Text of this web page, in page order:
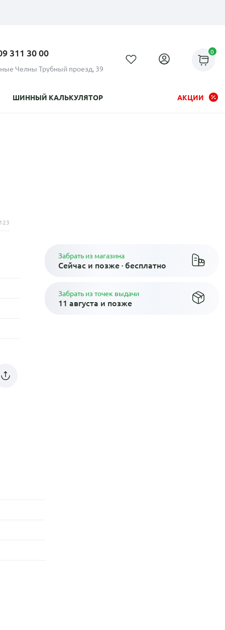
311 30 00
Челны Трубный проезд, 39
0
ШИННЫЙ КАЛЬКУЛЯТОР АКЦИИ
Забрать из магазина
Сейчас и позже · бесплатно
Забрать из точек выдачи
11 августа и позже